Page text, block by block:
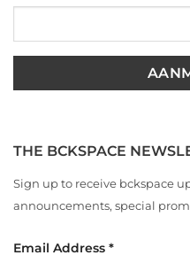
THE BCKSPACE
Sign up to receive bckspace
announcements, special
Email Address *